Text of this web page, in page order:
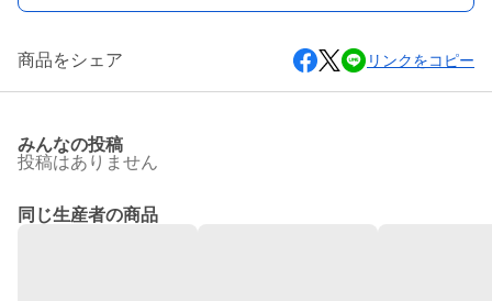
商品をシェア リンクをコピー
みんなの投稿
投稿はありません
同じ生産者の商品